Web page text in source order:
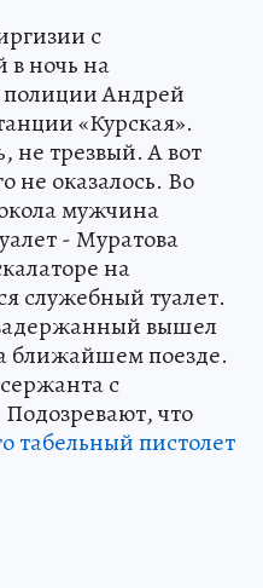
с
в ночь на
полиции Андрей
«Курская».
не трезвый. А вот
не оказалось. Во
мужчина
- Муратова
на
служебный туалет.
вышел
ближайшем поезде.
с
что
табельный пистолет